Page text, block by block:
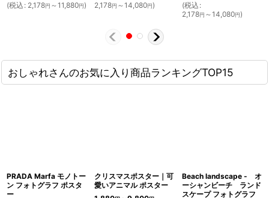
(税込 : 2,178円 ～11,880円)
2,178円 ～14,080円) (税込 :
2,178円 ～14,080円)
おしゃれさんのお気に入り商品ランキングTOP15
PRADA Marfa モノトー
ン フォトグラフ ポスタ
ー
クリスマスポスター｜可
愛いアニマル ポスター
Beach landscape - オ
ーシャンビーチ ランド
スケープ フォトグラフ